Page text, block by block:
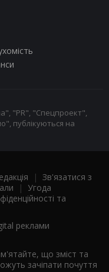
"PR", "Спецпроект",
публікуються на
| Зв'язатися з
| Угода
та
реклами
що зміст та
зачіпати почуття